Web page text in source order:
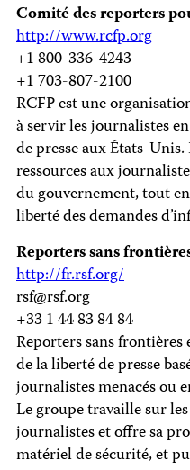
Comité des reporters
http://www.rcfp.org
+1 800-336-4243
+1 703-807-2100
RCFP est une
à servir les journalistes
de presse aux États-
ressources aux
du gouvernement, tout
liberté des demandes
Reporters sans
http://fr.rsf.org/
rsf@rsf.org
+33 1 44 83 84 84
Reporters sans
de la liberté de presse
journalistes menacés ou
Le groupe travaille sur
journalistes et offre sa
matériel de sécurité, et